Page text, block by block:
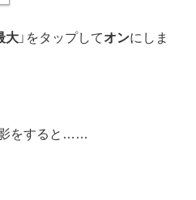
大 」をタップしてオンにしま
影をすると……